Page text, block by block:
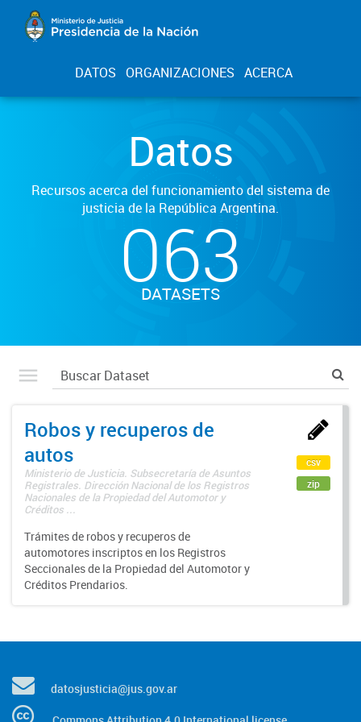
DATOS ORGANIZACIONES ACERCA
Datos
Recursos acerca del funcionamiento del sistema de
justicia de la República Argentina.
063
DATASETS
Robos y recuperos de
autos
Ministerio de Justicia. Subsecretaría de Asuntos
Registrales. Dirección Nacional de los Registros
Nacionales de la Propiedad del Automotor y
Créditos ...
Trámites de robos y recuperos de
automotores inscriptos en los Registros
Seccionales de la Propiedad del Automotor y
Créditos Prendarios.
csv
zip
datosjusticia@jus.gov.ar